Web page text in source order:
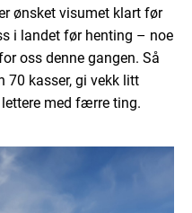
ønsket visumet klart før
i landet før henting – noe
oss denne gangen. Så
70 kasser, gi vekk litt
med færre ting.